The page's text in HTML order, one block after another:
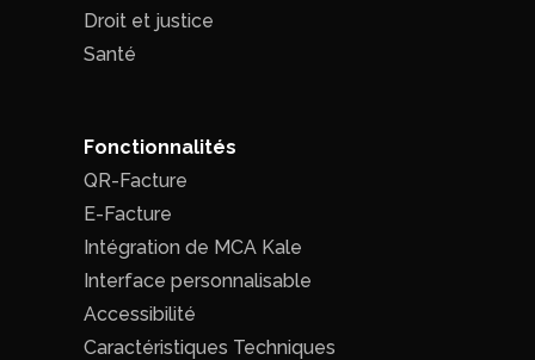
Droit et justice
Santé
Fonctionnalités
QR-Facture
E-Facture
Intégration de MCA Kale
Interface personnalisable
Accessibilité
Caractéristiques Techniques